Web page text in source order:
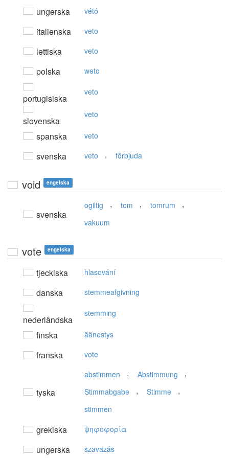
ungerska vétó
italienska veto
lettiska veto
polska weto
portugisiska
veto
slovenska
veto
spanska veto
svenska veto , förbjuda
void engelska
svenska
ogiltig , tom , tomrum ,
vakuum
vote engelska
tjeckiska hlasování
danska stemmeafgivning
nederländska
stemming
finska äänestys
franska vote
tyska
abstimmen , Abstimmung ,
Stimmabgabe , Stimme ,
stimmen
grekiska ψηφoφoρία
ungerska szavazás